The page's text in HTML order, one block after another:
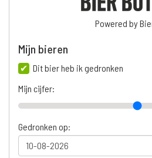
Powered by
Mijn bieren
Dit bier heb ik gedronken
Mijn cijfer:
Gedronken op: